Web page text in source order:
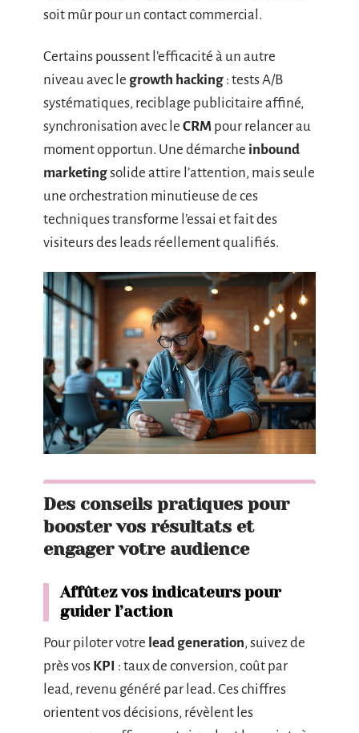
soit mûr pour un contact commercial.
Certains poussent l’efficacité à un autre
niveau avec le growth hacking : tests A/B
systématiques, reciblage publicitaire affiné,
synchronisation avec le CRM pour relancer au
moment opportun. Une démarche inbound
marketingsolide attire l’attention, mais seule
une orchestration minutieuse de ces
techniques transforme l’essai et fait des
visiteurs des leads réellement qualifiés.
Des conseils pratiques pour
booster vos résultats et
engager votre audience
Affûtez vos indicateurs pour
guider l’action
Pour piloter votre lead generation, suivez de
près vos KPI : taux de conversion, coût par
lead, revenu généré par lead. Ces chiffres
orientent vos décisions, révèlent les